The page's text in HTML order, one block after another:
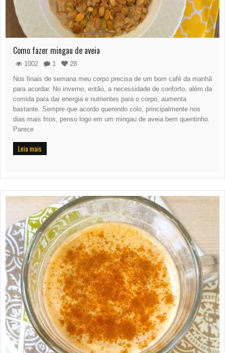
Como fazer mingau de aveia
1002 1
28
Nos finais de semana meu corpo precisa de um bom café da manhã
para acordar. No inverno, então, a necessidade de conforto, além da
comida para dar energia e nutrientes para o corpo, aumenta
bastante. Sempre que acordo querendo colo, principalmente nos
dias mais frios, penso logo em um mingau de aveia bem quentinho.
Parece
Leia mais